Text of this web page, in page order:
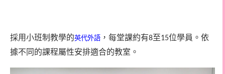
採用小班制教學的英代外語 ，每堂課約有8至15位學員。依
據不同的課程屬性安排適合的教室。